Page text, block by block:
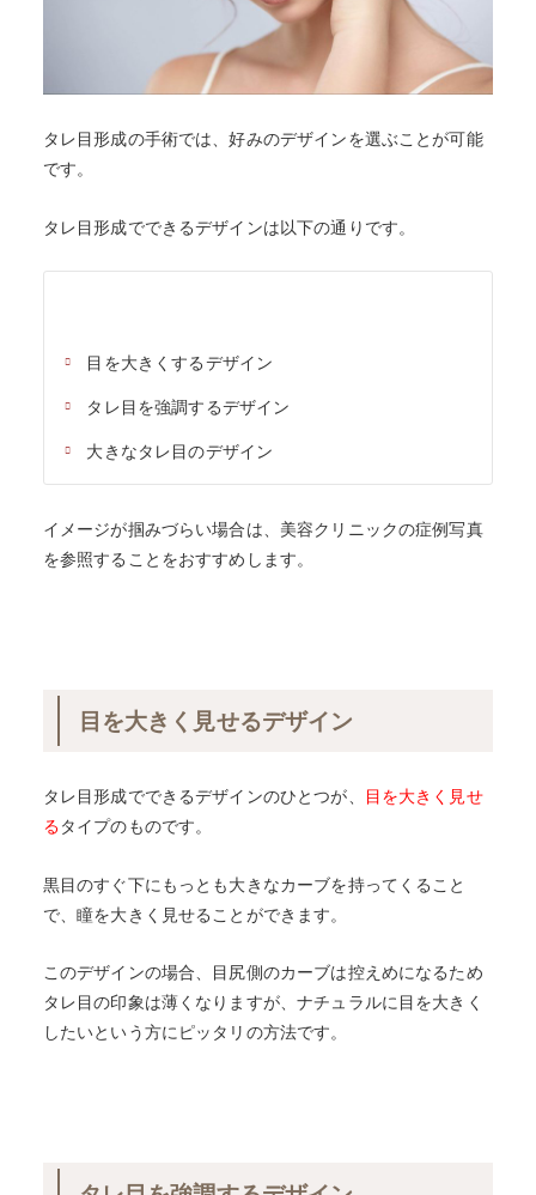
タレ目形成の手術では、好みのデザインを選ぶことが可能
です。
タレ目形成でできるデザインは以下の通りです。
目を大きくするデザイン
タレ目を強調するデザイン
大きなタレ目のデザイン
イメージが掴みづらい場合は、美容クリニックの症例写真
を参照することをおすすめします。
目を大きく見せるデザイン
タレ目形成でできるデザインのひとつが、
目を大きく見せ
るタイプのものです。
黒目のすぐ下にもっとも大きなカーブを持ってくること
で、瞳を大きく見せることができます。
このデザインの場合、目尻側のカーブは控えめになるため
タレ目の印象は薄くなりますが、ナチュラルに目を大きく
したいという方にピッタリの方法です。